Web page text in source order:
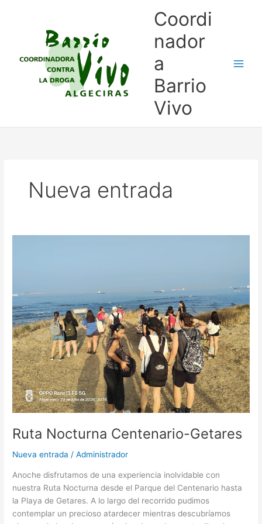
Coordi
nador
a
Barrio
Vivo
Nueva entrada
Ruta Nocturna Centenario-Getares
Nueva entrada /Administrador
Anoche disfrutamos de una experiencia inolvidable con
nuestra Ruta Nocturna desde el Parque del Centenario hasta
la Playa de Getares. A lo largo del recorrido pudimos
contemplar un precioso atardecer mientras descubríamos